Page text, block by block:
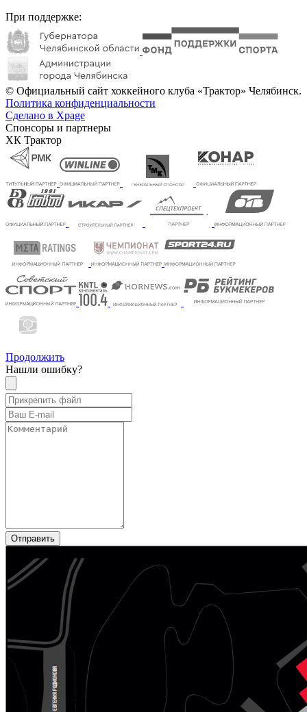
При поддержке:
© Официальный сайт хоккейного клуба «Трактор» Челябинск.
Политика конфиденциальности
Сделано в Xpage
Спонсоры и партнеры
ХК Трактор
Продолжить
Нашли ошибку?